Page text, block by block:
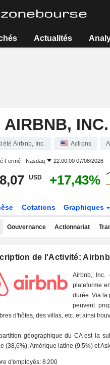
Actualités
AIRBNB, INC.
Airbnb, Inc. Actions
Fermé - Nasdaq 22:00:00 07/08/2026
USD +17,43%
Cotations Graphiques
Gouvernance Actionnariat
de l'Activité:
Airbnb, Inc.
plateforme
durée. Via la
peuvent
d'hôtes, des villas, etc. et ainsi
géographique du CA est la
(38,6%), Amérique latine (9,5%) et
d'employés: 8 200